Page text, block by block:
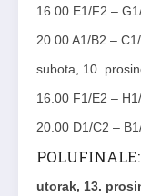
16.00 E1/F2 –
20.00 A1/B2 –
subota, 10.
16.00 F1/E2 –
20.00 D1/C2 –
POLUFINALE:
utorak, 13.